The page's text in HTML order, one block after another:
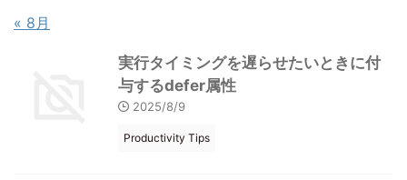
« 8月
実行タイミングを遅らせたいときに付
与するdefer属性
2025/8/9
Productivity Tips